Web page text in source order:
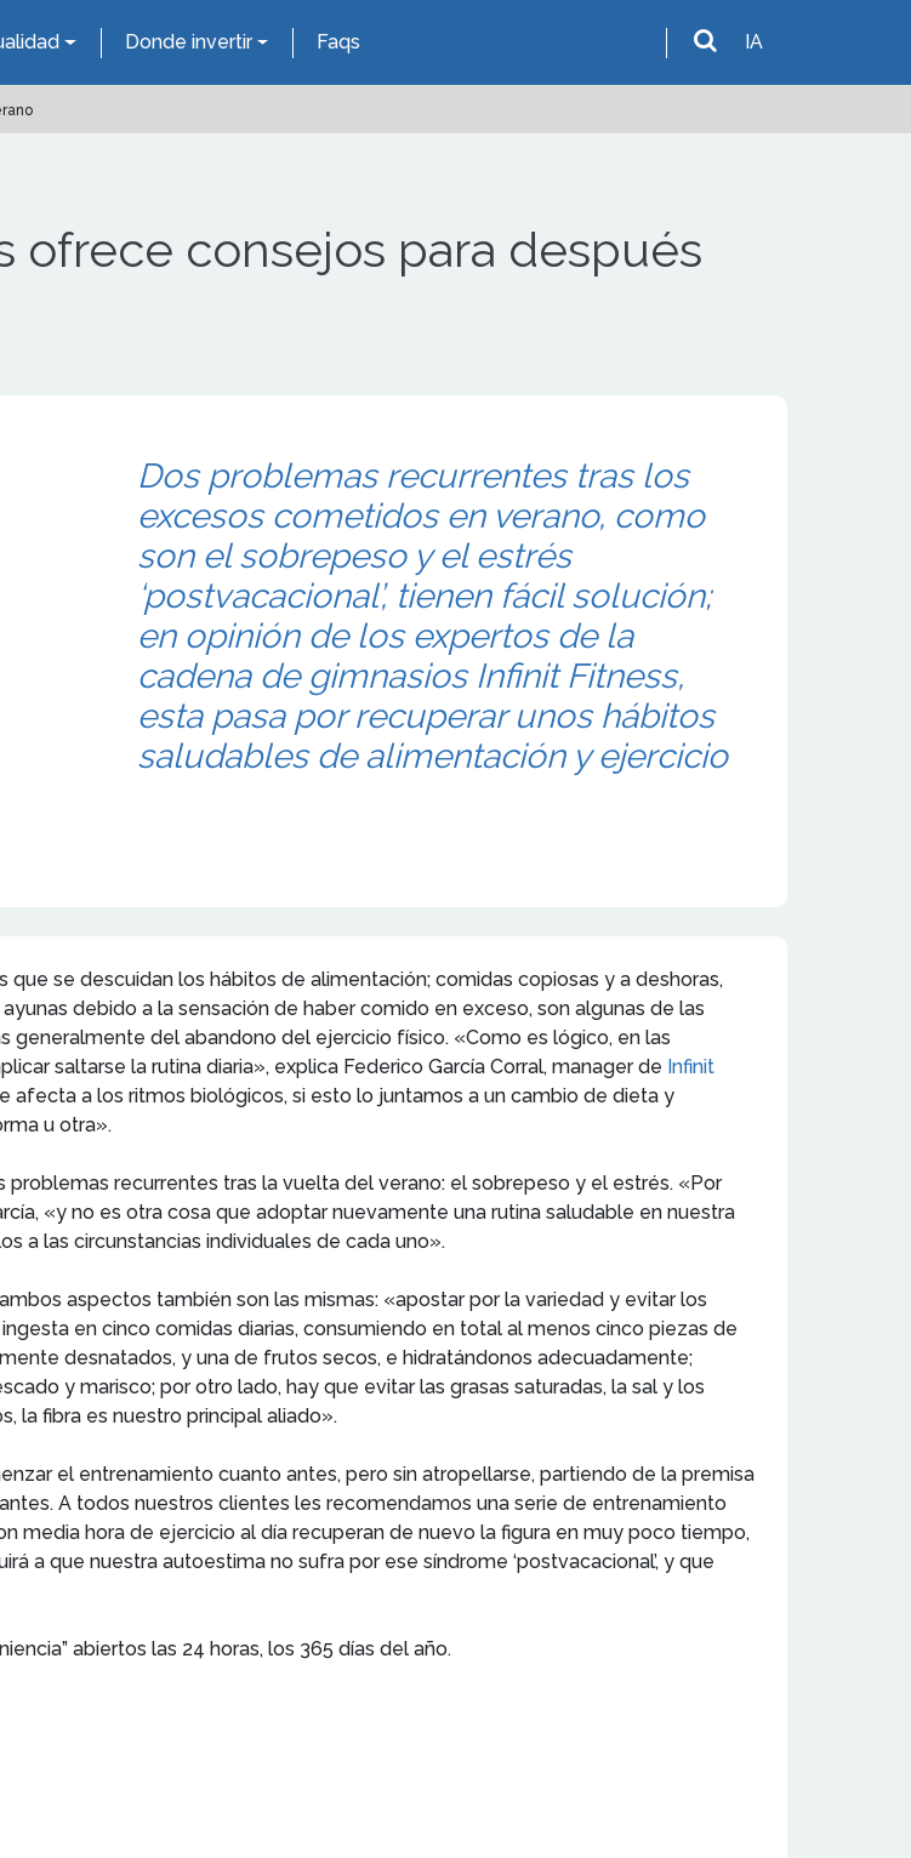
Donde invertir Faqs IA
ofrece consejos para después
Dos problemas recurrentes tras los
excesos cometidos en verano, como
son el sobrepeso y el estrés
‘postvacacional’, tienen fácil solución;
en opinión de los expertos de la
cadena de gimnasios Infinit Fitness,
esta pasa por recuperar unos hábitos
saludables de alimentación y ejercicio
se descuidan los hábitos de alimentación; comidas copiosas y a deshoras,
debido a la sensación de haber comido en exceso, son algunas de las
del abandono del ejercicio físico. «Como es lógico, en las
saltarse la rutina diaria», explica Federico García Corral, manager de Infinit
afecta a los ritmos biológicos, si esto lo juntamos a un cambio de dieta y
u otra».
recurrentes tras la vuelta del verano: el sobrepeso y el estrés. «Por
«y no es otra cosa que adoptar nuevamente una rutina saludable en nuestra
a las circunstancias individuales de cada uno».
aspectos también son las mismas: «apostar por la variedad y evitar los
en cinco comidas diarias, consumiendo en total al menos cinco piezas de
desnatados, y una de frutos secos, e hidratándonos adecuadamente;
y marisco; por otro lado, hay que evitar las grasas saturadas, la sal y los
la fibra es nuestro principal aliado».
el entrenamiento cuanto antes, pero sin atropellarse, partiendo de la premisa
A todos nuestros clientes les recomendamos una serie de entrenamiento
media hora de ejercicio al día recuperan de nuevo la figura en muy poco tiempo,
a que nuestra autoestima no sufra por ese síndrome ‘postvacacional’, y que
abiertos las 24 horas, los 365 días del año.